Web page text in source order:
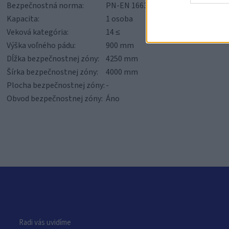
Bezpečnostná norma:
PN-EN 16630:2015-06
Kapacita:
1 osoba
Veková kategória:
14 ≤
Výška voľného pádu:
900 mm
Dĺžka bezpečnostnej zóny:
4250 mm
Šírka bezpečnostnej zóny:
4000 mm
Plocha bezpečnostnej zóny:-
Obvod bezpečnostnej zóny: Áno
Radi vás uvidíme